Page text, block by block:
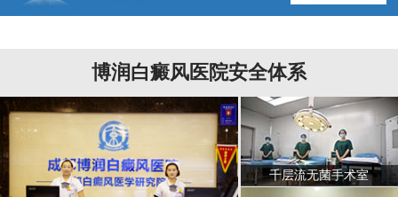
博润白癜风医院安全体系
千层流无菌手术室